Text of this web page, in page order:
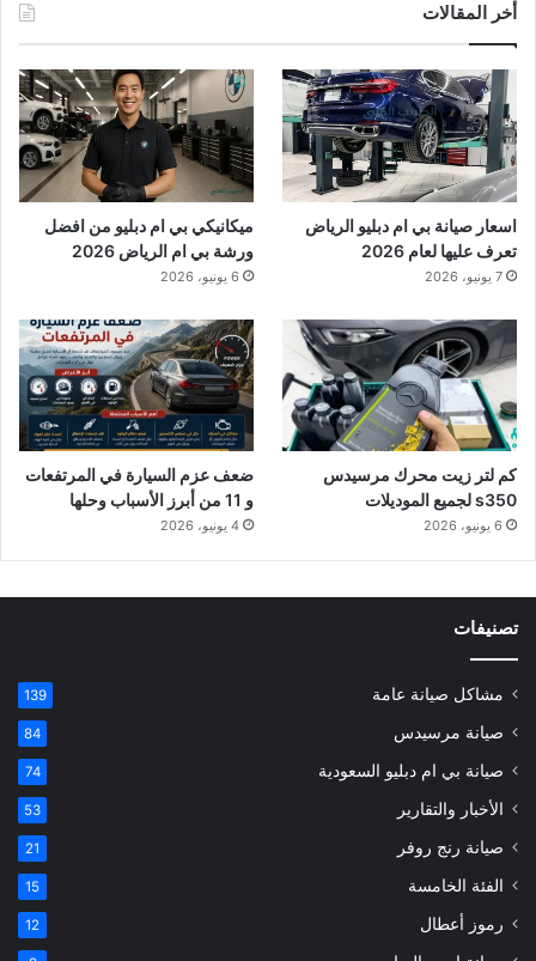
أخر المقالات
اسعار صيانة بي ام دبليو الرياض
تعرف عليها لعام 2026
7 يونيو، 2026
ميكانيكي بي ام دبليو من افضل
ورشة بي ام الرياض 2026
6 يونيو، 2026
كم لتر زيت محرك مرسيدس
s350 لجميع الموديلات
6 يونيو، 2026
ضعف عزم السيارة في المرتفعات
و 11 من أبرز الأسباب وحلها
4 يونيو، 2026
تصنيفات
مشاكل صيانة عامة 139
صيانة مرسيدس 84
صيانة بي ام دبليو السعودية 74
الأخبار والتقارير 53
صيانة رنج روفر 21
الفئة الخامسة 15
رموز أعطال 12